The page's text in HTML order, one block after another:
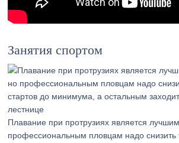
Занятия спортом
Плавание при протрузиях является
профессиональным пловцам надо снизить